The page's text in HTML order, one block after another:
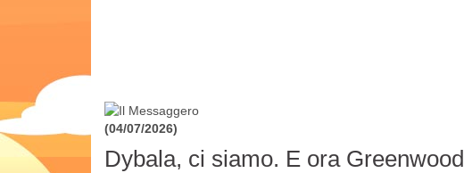
(04/07/2026)
Dybala, ci siamo. E ora Greenwood